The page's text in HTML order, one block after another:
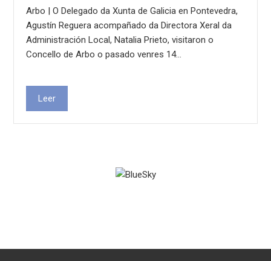
Arbo | O Delegado da Xunta de Galicia en Pontevedra,
Agustín Reguera acompañado da Directora Xeral da
Administración Local, Natalia Prieto, visitaron o
Concello de Arbo o pasado venres 14…
Leer